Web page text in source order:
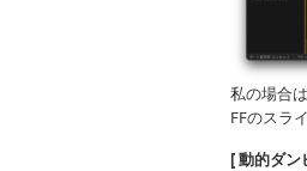
私の場合
FFのスラ
[ 動的ダン